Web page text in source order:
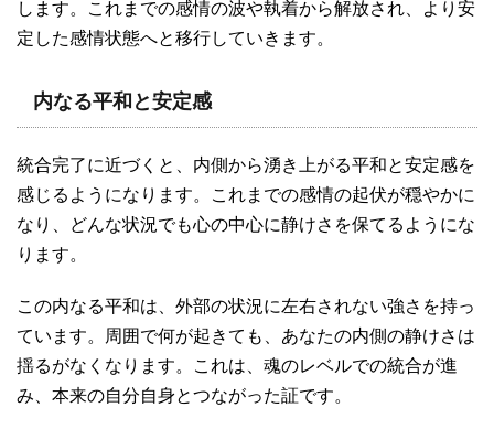
します。これまでの感情の波や執着から解放され、より安
定した感情状態へと移行していきます。
内なる平和と安定感
統合完了に近づくと、内側から湧き上がる平和と安定感を
感じるようになります。これまでの感情の起伏が穏やかに
なり、どんな状況でも心の中心に静けさを保てるようにな
ります。
この内なる平和は、外部の状況に左右されない強さを持っ
ています。周囲で何が起きても、あなたの内側の静けさは
揺るがなくなります。これは、魂のレベルでの統合が進
み、本来の自分自身とつながった証です。